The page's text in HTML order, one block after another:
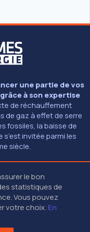
le bon
statistiques de
Vous pouvez
votre choix. En
une partie de vos
à son expertise
de réchauffement
de gaz à effet de serre
fossiles, la baisse de
invitée parmi les
siècle.
INTERRUPTION)
NEUILLY SUR SEINE